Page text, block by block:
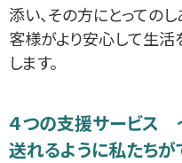
添い、その方にとっての
客様がより安心して生
します。
４つの支援サービス
送れるように私たち